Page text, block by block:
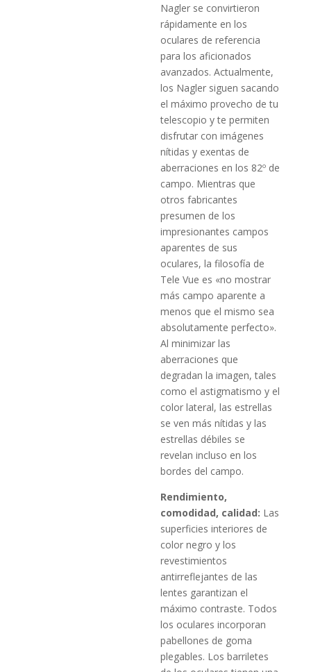
Nagler se convirtieron
rápidamente en los
oculares de referencia
para los aficionados
avanzados. Actualmente,
los Nagler siguen sacando
el máximo provecho de tu
telescopio y te permiten
disfrutar con imágenes
nítidas y exentas de
aberraciones en los 82º de
campo. Mientras que
otros fabricantes
presumen de los
impresionantes campos
aparentes de sus
oculares, la filosofía de
Tele Vue es «no mostrar
más campo aparente a
menos que el mismo sea
absolutamente perfecto».
Al minimizar las
aberraciones que
degradan la imagen, tales
como el astigmatismo y el
color lateral, las estrellas
se ven más nítidas y las
estrellas débiles se
revelan incluso en los
bordes del campo.
Rendimiento,
comodidad, calidad: Las
superficies interiores de
color negro y los
revestimientos
antirreflejantes de las
lentes garantizan el
máximo contraste. Todos
los oculares incorporan
pabellones de goma
plegables. Los barriletes